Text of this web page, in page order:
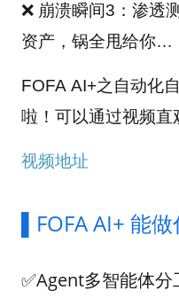
❌ 崩溃瞬间3：渗透
资产，锅全甩给你…
FOFA AI+之自动化
啦！可以通过视频直
视频地址
▌FOFA AI+ 能
✅Agent多智能体分